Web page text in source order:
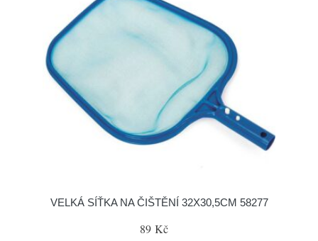
VELKÁ SÍŤKA NA ČIŠTĚNÍ 32X30,5CM 58277
89 Kč